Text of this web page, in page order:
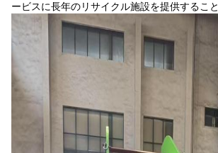
ービスに長年のリサイクル施設を提供すること.